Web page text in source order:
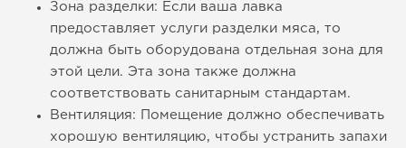
Зона разделки: Если ваша лавка
предоставляет услуги разделки мяса, то
должна быть оборудована отдельная зона для
этой цели. Эта зона также должна
соответствовать санитарным стандартам.
Вентиляция: Помещение должно обеспечивать
хорошую вентиляцию, чтобы устранить запахи